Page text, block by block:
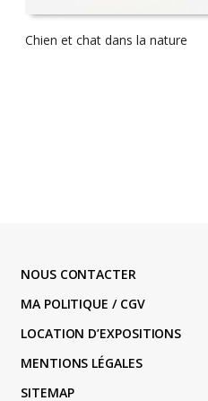
Chien et chat dans la nature
NOUS CONTACTER
MA POLITIQUE / CGV
LOCATION D’EXPOSITIONS
MENTIONS LÉGALES
SITEMAP